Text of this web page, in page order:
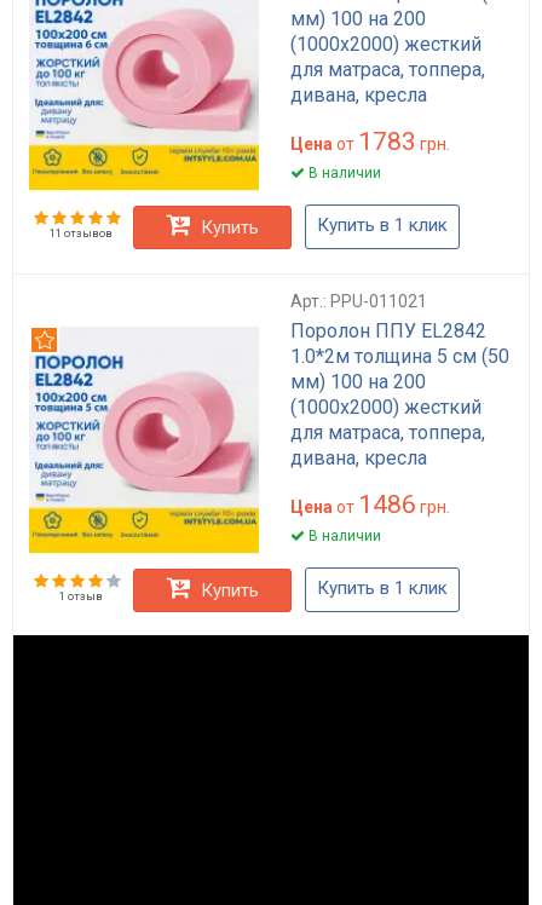
мм) 100 на 200
(1000х2000) жесткий
для матраса, топпера,
дивана, кресла
Цена от 1783 грн.
В наличии
11 отзывов Купить Купить в 1 клик
Арт.: PPU-011021
Поролон ППУ EL2842
1.0*2м толщина 5 см (50
мм) 100 на 200
(1000х2000) жесткий
для матраса, топпера,
дивана, кресла
Цена от 1486 грн.
В наличии
1 отзыв Купить Купить в 1 клик